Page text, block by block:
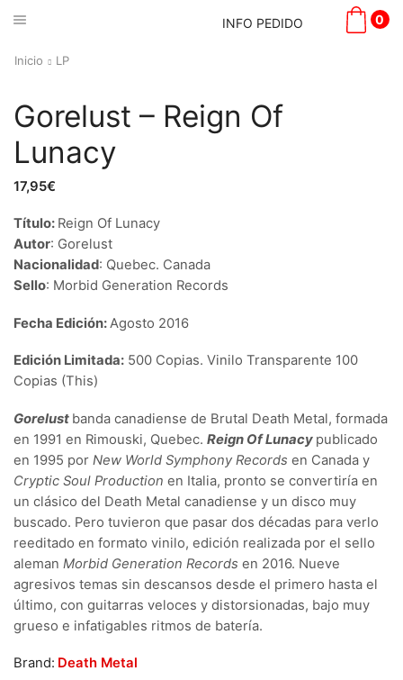
INFO PEDIDO 0
Inicio LP
Gorelust – Reign Of
Lunacy
17,95€
Título: Reign Of Lunacy
Autor: Gorelust
Nacionalidad: Quebec. Canada
Sello: Morbid Generation Records
Fecha Edición:Agosto 2016
Edición Limitada: 500 Copias. Vinilo Transparente 100
Copias (This)
Gorelust banda canadiense de Brutal Death Metal, formada
en 1991 en Rimouski, Quebec. Reign Of Lunacy publicado
en 1995 por New World Symphony Records en Canada y
Cryptic Soul Production en Italia, pronto se convertiría en
un clásico del Death Metal canadiense y un disco muy
buscado. Pero tuvieron que pasar dos décadas para verlo
reeditado en formato vinilo, edición realizada por el sello
aleman Morbid Generation Records en 2016. Nueve
agresivos temas sin descansos desde el primero hasta el
último, con guitarras veloces y distorsionadas, bajo muy
grueso e infatigables ritmos de batería.
Brand: Death Metal